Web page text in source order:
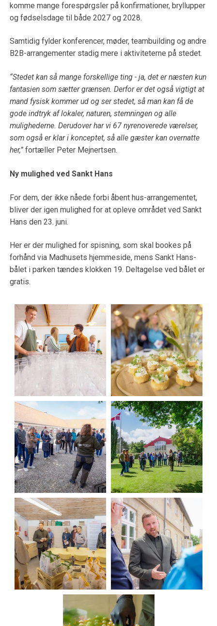
komme mange forespørgsler på konfirmationer, bryllupper
og fødselsdage til både 2027 og 2028.
Samtidig fylder konferencer, møder, teambuilding og andre
B2B-arrangementer stadig mere i aktiviteterne på stedet.
“Stedet kan så mange forskellige ting - ja, det er næsten kun
fantasien som sætter grænsen. Derfor er det også vigtigt at
mand fysisk kommer ud og ser stedet, så man kan få de
gode indtryk af lokaler, naturen, stemningen og alle
mulighederne. Derudover har vi 67 nyrenoverede værelser,
som også er klar i konceptet, så alle gæster kan overnatte
her,” fortæller Peter Mejnertsen.
Ny mulighed ved Sankt Hans
For dem, der ikke nåede forbi åbent hus-arrangementet,
bliver der igen mulighed for at opleve området ved Sankt
Hans den 23. juni.
Her er der mulighed for spisning, som skal bookes på
forhånd via Madhusets hjemmeside, mens Sankt Hans-
bålet i parken tændes klokken 19. Deltagelse ved bålet er
gratis.